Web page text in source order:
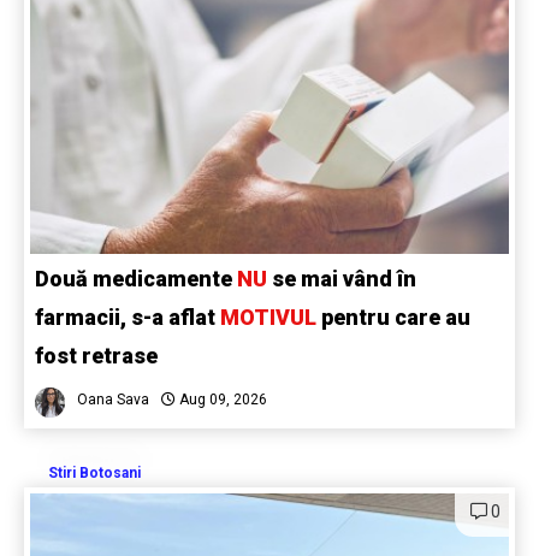
Două medicamente NU se mai vând în
farmacii, s-a aflat MOTIVUL pentru care au
fost retrase
Oana Sava Aug 09, 2026
Stiri Botosani
0